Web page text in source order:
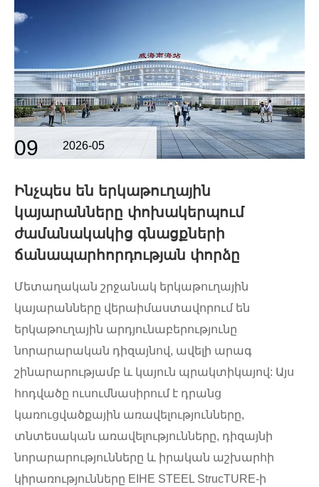
09 2026-05
Ինչպես են երկաթուղային
կայարանները փոխակերպում
ժամանակակից գնացքների
ճանապարհորդության փորձը
Մետաղական շրջանակ երկաթուղային
կայարանները վերաիմաստավորում են
երկաթուղային արդյունաբերությունը
նորարարական դիզայնով, ավելի արագ
շինարարությամբ և կայուն պրակտիկայով: Այս
հոդվածը ուսումնասիրում է դրանց
կառուցվածքային առավելությունները,
տնտեսական առավելությունները, դիզայնի
նորարարությունները և իրական աշխարհի
կիրառությունները EIHE STEEL StrucTURE-ի